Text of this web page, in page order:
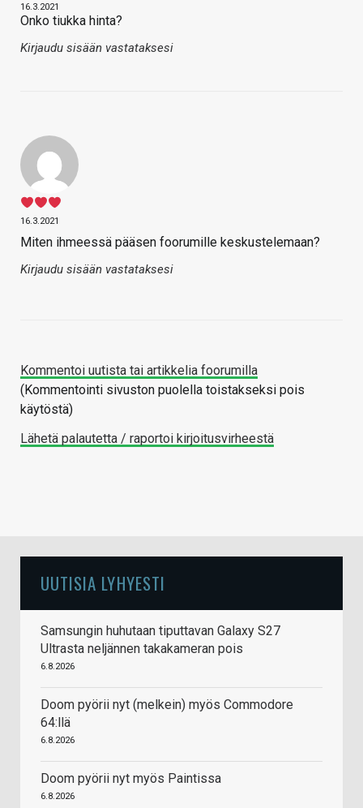
16.3.2021
Onko tiukka hinta?
Kirjaudu sisään vastataksesi
16.3.2021
Miten ihmeessä pääsen foorumille keskustelemaan?
Kirjaudu sisään vastataksesi
Kommentoi uutista tai artikkelia foorumilla
(Kommentointi sivuston puolella toistakseksi pois
käytöstä)
Lähetä palautetta / raportoi kirjoitusvirheestä
UUTISIA LYHYESTI
Samsungin huhutaan tiputtavan Galaxy S27
Ultrasta neljännen takakameran pois
6.8.2026
Doom pyörii nyt (melkein) myös Commodore
64:llä
6.8.2026
Doom pyörii nyt myös Paintissa
6.8.2026